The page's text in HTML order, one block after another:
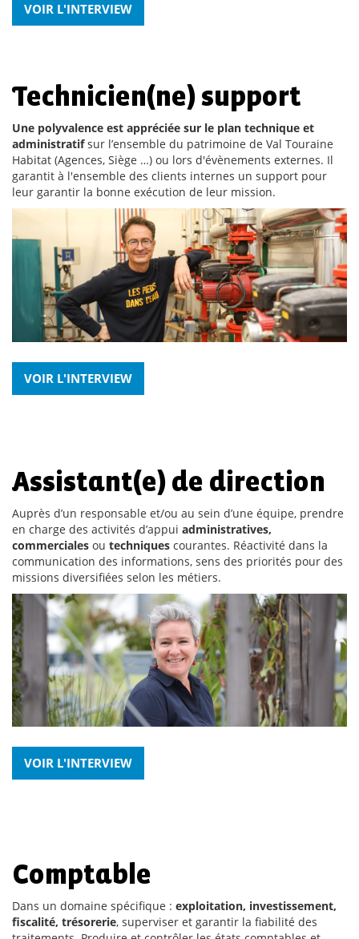
VOIR L'INTERVIEW
Technicien(ne) support
Une polyvalence est appréciée sur le plan technique et
administratifsur l’ensemble du patrimoine de Val Touraine
Habitat (Agences, Siège …) ou lors d'évènements externes. Il
garantit à l'ensemble des clients internes un support pour
leur garantir la bonne exécution de leur mission.
VOIR L'INTERVIEW
Assistant(e) de direction
Auprès d’un responsable et/ou au sein d’une équipe, prendre
en charge des activités d’appui administratives,
commerciales ou techniques courantes. Réactivité dans la
communication des informations, sens des priorités pour des
missions diversifiées selon les métiers.
VOIR L'INTERVIEW
Comptable
Dans un domaine spécifique : exploitation, investissement,
fiscalité, trésorerie, superviser et garantir la fiabilité des